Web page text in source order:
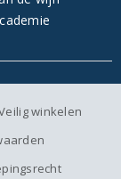
winkelen